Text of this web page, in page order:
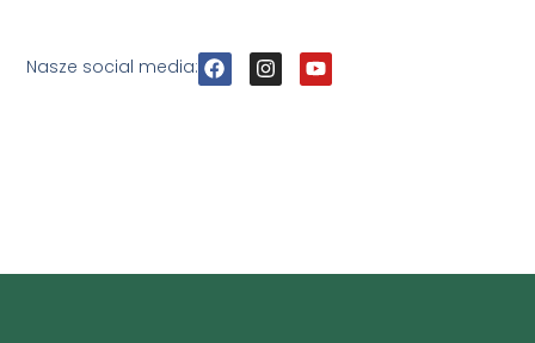
Nasze social media: F
a
I
n
Y
o